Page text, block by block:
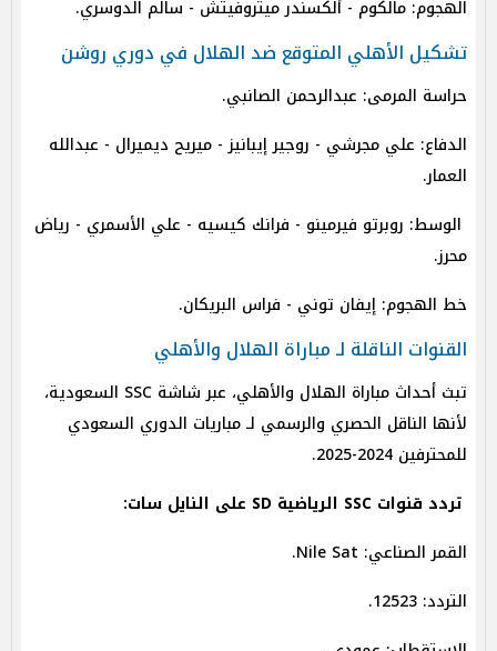
الهجوم: مالكوم - ألكسندر ميتروفيتش - سالم الدوسري.
تشكيل الأهلي المتوقع ضد الهلال في دوري روشن
حراسة المرمى: عبدالرحمن الصانبي.
الدفاع: علي مجرشي - روجير إيبانيز - ميريح ديميرال - عبدالله
العمار.
الوسط: روبرتو فيرمينو - فرانك كيسيه - علي الأسمري - رياض
محرز.
خط الهجوم: إيفان توني - فراس البريكان.
القنوات الناقلة لـ مباراة الهلال والأهلي
تبث أحداث مباراة الهلال والأهلي، عبر شاشة SSC السعودية،
لأنها الناقل الحصري والرسمي لـ مباريات الدوري السعودي
للمحترفين 2024-2025.
تردد قنوات SSC الرياضية SD على النايل سات:
القمر الصناعي: Nile Sat.
التردد: 12523.